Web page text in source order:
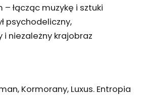
łącząc muzykę i sztuki
psychodeliczny,
niezależny krajobraz
Kormorany, Luxus. Entropia